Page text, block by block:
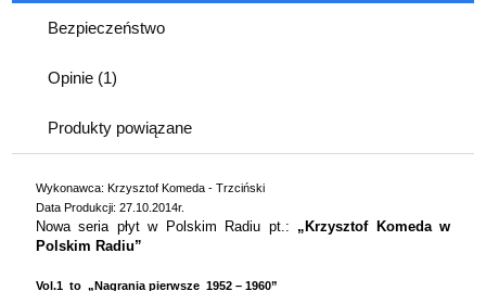
Bezpieczeństwo
Opinie (1)
Produkty powiązane
Wykonawca: Krzysztof Komeda - Trzciński
Data Produkcji: 27.10.2014r.
Nowa seria płyt w Polskim Radiu pt.: „Krzysztof Komeda w
Polskim Radiu”
Vol.1 to „Nagrania pierwsze 1952 – 1960”